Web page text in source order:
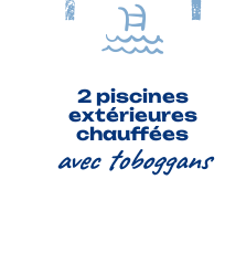
2 piscines
extérieures
chauffées
avec toboggans